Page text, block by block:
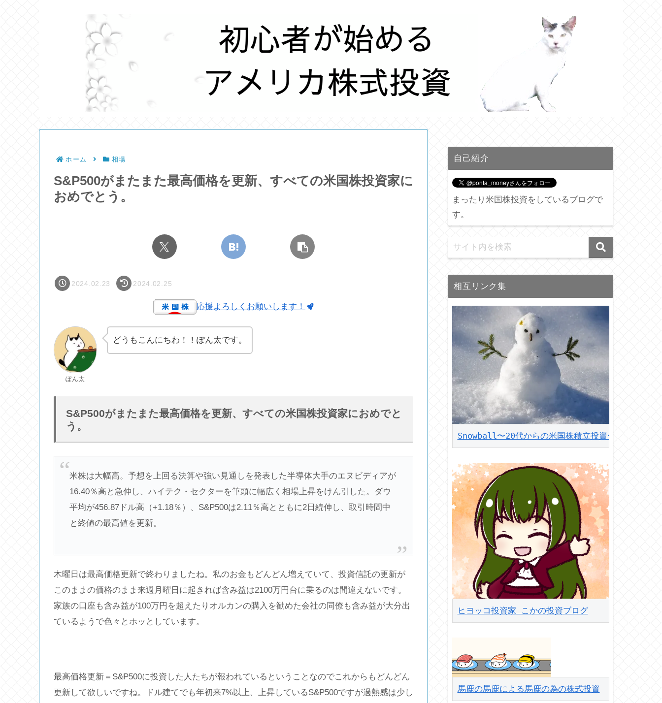
ホーム 相場
S&P500がまたまた最高価格を更新、すべての米国株投資家に
おめでとう。
2024.02.23 2024.02.25
応援よろしくお願いします！
ぽん太
どうもこんにちわ！！ぽん太です。
S&P500がまたまた最高価格を更新、すべての米国株投資家におめでと
う。
米株は大幅高。予想を上回る決算や強い見通しを発表した半導体大手のエヌビディアが
16.40％高と急伸し、ハイテク・セクターを筆頭に幅広く相場上昇をけん引した。ダウ
平均が456.87ドル高（+1.18％）、S&P500は2.11％高とともに2日続伸し、取引時間中
と終値の最高値を更新。
木曜日は最高価格更新で終わりましたね。私のお金もどんどん増えていて、投資信託の更新が
このままの価格のまま来週月曜日に起きれば含み益は2100万円台に乗るのは間違えないです。
家族の口座も含み益が100万円を超えたりオルカンの購入を勧めた会社の同僚も含み益が大分出
ているようで色々とホッとしています。
最高価格更新＝S&P500に投資した人たちが報われているということなのでこれからもどんどん
更新して欲しいですね。ドル建てでも年初来7%以上、上昇しているS&P500ですが過熱感は少し
自己紹介
まったり米国株投資をしているブログで
す。
相互リンク集
Snowball〜20代からの米国株積立投資〜
ヒヨッコ投資家 こかの投資ブログ
馬鹿の馬鹿による馬鹿の為の株式投資